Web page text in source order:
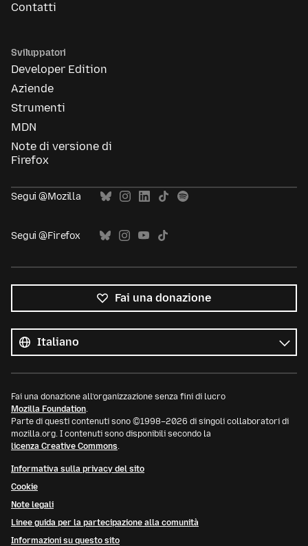
Contatti
Sviluppatori
Developer Edition
Aziende
Strumenti
MDN
Note di versione di
Firefox
Segui @Mozilla
Segui @Firefox
Fai una donazione
le
lingue
Lingua
Fai una donazione all’organizzazione senza fini di lucro
Mozilla Foundation.
Parte di questi contenuti sono ©1998–2026 di singoli collaboratori di
mozilla.org. I contenuti sono disponibili secondo la
licenza Creative Commons.
Informativa sulla privacy del sito
Cookie
Note legali
Linee guida per la partecipazione alla comunità
Informazioni su questo sito